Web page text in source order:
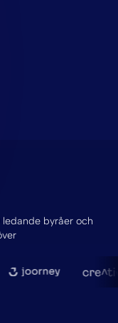
byråer och